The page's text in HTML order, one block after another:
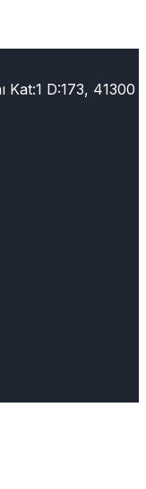
Kat:1 D:173, 41300